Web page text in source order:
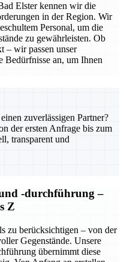
Elster kennen wir die
in der Region. Wir
Personal, um die
zu gewährleisten. Ob
– wir passen unser
Bedürfnisse an, um Ihnen
zuverlässigen Partner?
der ersten Anfrage bis zum
transparent und
-durchführung –
Z
zu berücksichtigen – von der
Gegenstände. Unsere
übernimmt diese